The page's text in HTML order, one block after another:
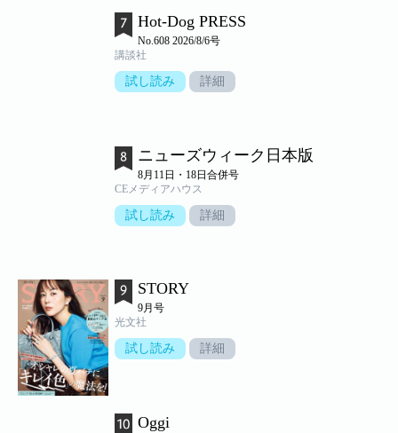
Hot-Dog PRESS
No.608 2026/8/6号
講談社
試し読み 詳細
ニューズウィーク日本版
8月11日・18日合併号
CEメディアハウス
試し読み 詳細
STORY
9月号
光文社
試し読み 詳細
Oggi